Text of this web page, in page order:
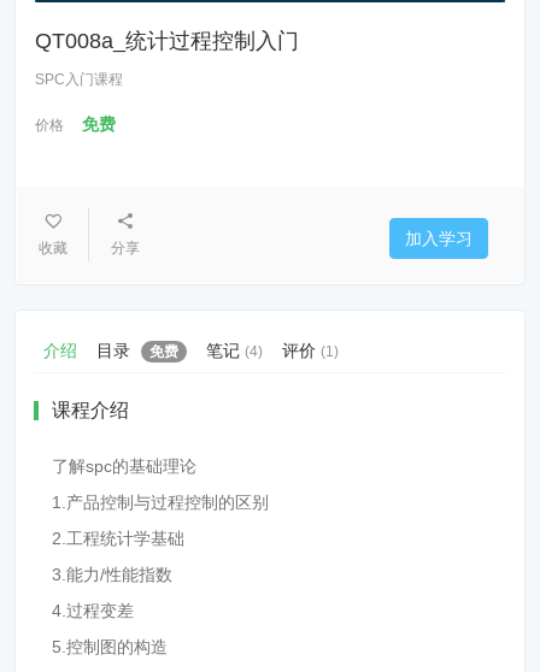
QT008a_统计过程控制入门
SPC入门课程
价格 免费
收藏 分享 加入学习
介绍 目录 免费 笔记 (4) 评价 (1)
课程介绍
了解spc的基础理论
1.产品控制与过程控制的区别
2.工程统计学基础
3.能力/性能指数
4.过程变差
5.控制图的构造